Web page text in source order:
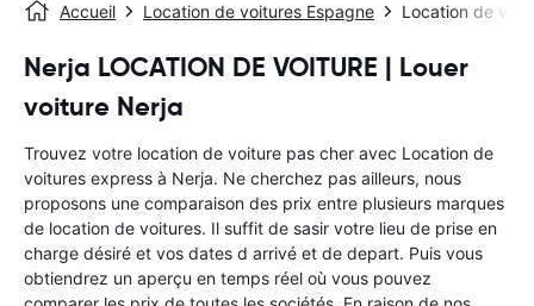
Accueil Location de voitures Espagne Location de
Nerja LOCATION DE VOITURE | Louer
voiture Nerja
Trouvez votre location de voiture pas cher avec Location de
voitures express à Nerja. Ne cherchez pas ailleurs, nous
proposons une comparaison des prix entre plusieurs marques
de location de voitures. Il suffit de sasir votre lieu de prise en
charge désiré et vos dates d arrivé et de depart. Puis vous
obtiendrez un aperçu en temps réel où vous pouvez